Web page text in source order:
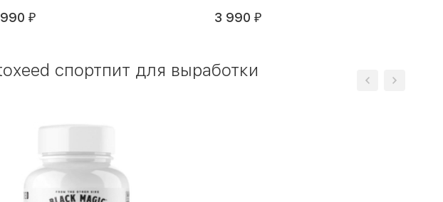
₽ 3 990 ₽
спортпит для выработки